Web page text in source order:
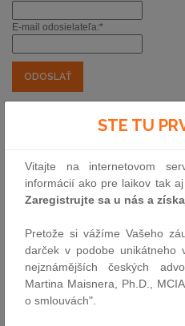
E-mail odosielateľa:*
Zákon Národnej
poľnohospodárskej
Zbierka:82/2025|
24.4.2025
Externí odkaz předpisu
pošli e-mailom
vytlač zákon
STE TU
Vitajte na internetovom
informácií ako pre laikov tak
Zaregistrujte sa u nás a
Pretože si vážíme Vašeho
darček v podobe unikátneho
nejznámějších českých
Martina Maisnera, Ph.D.,
o smlouvách".